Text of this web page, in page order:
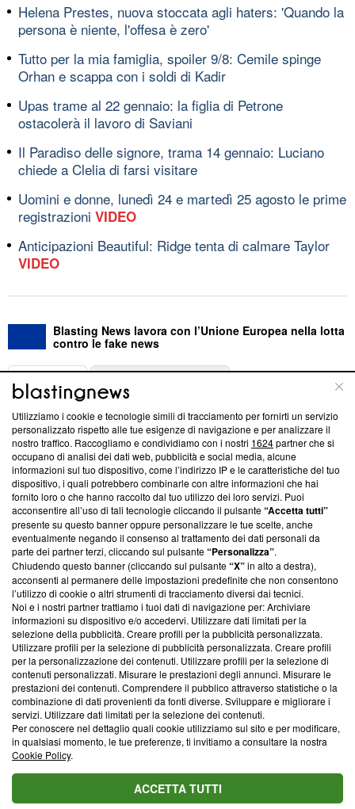
Helena Prestes, nuova stoccata agli haters: 'Quando la
persona è niente, l'offesa è zero'
Tutto per la mia famiglia, spoiler 9/8: Cemile spinge
Orhan e scappa con i soldi di Kadir
Upas trame al 22 gennaio: la figlia di Petrone
ostacolerà il lavoro di Saviani
Il Paradiso delle signore, trama 14 gennaio: Luciano
chiede a Clelia di farsi visitare
Uomini e donne, lunedì 24 e martedì 25 agosto le prime
registrazioni VIDEO
Anticipazioni Beautiful: Ridge tenta di calmare Taylor
VIDEO
Blasting News lavora con l’Unione Europea nella lotta
contro le fake news
ABOUT
Questa sezione offre informazioni trasparenti su Blasting
News, sui nostri processi editoriali e su come ci impegniamo a
creare news di qualità. Inoltre, afferma la nostra aderenza a
‘Trust Project - News with Integrity’Blasting News non è
ancora membro del programma, ma ha richiesto di farne
parte; Trust Project non ha ancora effettuato una verifica di
conformità agli standard.
Su di noi
Team editoriale
Corporate
Redazione
Informativa Privacy
Cookie Policy
Blasting SA, IDI CHE-247.845.224, Via Carlo Frasca, 3 - 6900
Lugano (Svizzera) Tel:+39 0690258937
© 2026 Blasting News
Utilizziamo i cookie e tecnologie simili di tracciamento per fornirti un servizio
personalizzato rispetto alle tue esigenze di navigazione e per analizzare il
nostro traffico. Raccogliamo e condividiamo con i nostri 1624partner che si
occupano di analisi dei dati web, pubblicità e social media, alcune
informazioni sul tuo dispositivo, come l’indirizzo IP e le caratteristiche del tuo
dispositivo, i quali potrebbero combinarle con altre informazioni che hai
fornito loro o che hanno raccolto dal tuo utilizzo dei loro servizi. Puoi
acconsentire all’uso di tali tecnologie cliccando il pulsante“Accetta tutti”
presente su questo banner oppure personalizzare le tue scelte, anche
eventualmente negando il consenso al trattamento dei dati personali da
parte dei partner terzi, cliccando sul pulsante“Personalizza”.
Chiudendo questo banner (cliccando sul pulsante“X”in alto a destra),
acconsenti al permanere delle impostazioni predefinite che non consentono
l’utilizzo di cookie o altri strumenti di tracciamento diversi dai tecnici.
Noi e i nostri partner trattiamo i tuoi dati di navigazione per: Archiviare
informazioni su dispositivo e/o accedervi. Utilizzare dati limitati per la
selezione della pubblicità. Creare profili per la pubblicità personalizzata.
Utilizzare profili per la selezione di pubblicità personalizzata. Creare profili
per la personalizzazione dei contenuti. Utilizzare profili per la selezione di
contenuti personalizzati. Misurare le prestazioni degli annunci. Misurare le
prestazioni dei contenuti. Comprendere il pubblico attraverso statistiche o la
combinazione di dati provenienti da fonti diverse. Sviluppare e migliorare i
servizi. Utilizzare dati limitati per la selezione dei contenuti.
Per conoscere nel dettaglio quali cookie utilizziamo sul sito e per modificare,
in qualsiasi momento, le tue preferenze, ti invitiamo a consultare la nostra
Cookie Policy.
ACCETTA TUTTI